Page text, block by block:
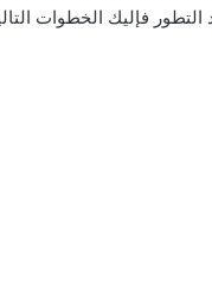
فإليك الخطوات